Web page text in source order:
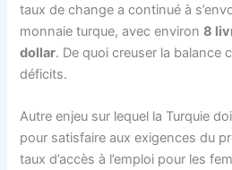
taux de change a continué à
monnaie turque, avec environ8
dollar. De quoi creuser la balance
déficits.
Autre enjeu sur lequel la Turquie
pour satisfaire aux exigences du
taux d’accès à l’emploi pour les